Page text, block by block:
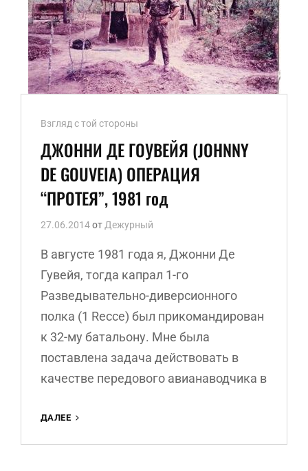
Ссылки
рубрик
Взгляд с той стороны
ДЖОННИ ДЕ ГОУВЕЙЯ (JOHNNY
DE GOUVEIA) ОПЕРАЦИЯ
“ПРОТЕЯ”, 1981 год
27.06.2014от Дежурный
В августе 1981 года я, Джонни Де
Гувейя, тогда капрал 1-го
Разведывательно-диверсионного
полка (1 Recce) был прикомандирован
к 32-му батальону. Мне была
поставлена задача действовать в
качестве передового авианаводчика в
ДАЛЕЕ
ГОУВЕЙЯ